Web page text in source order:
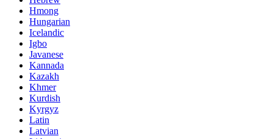
Hmong
Hungarian
Icelandic
Igbo
Javanese
Kannada
Kazakh
Khmer
Kurdish
Kyrgyz
Latin
Latvian